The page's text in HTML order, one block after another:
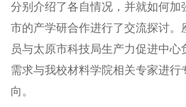
分别介绍了各自情况，并就如何加
市的产学研合作进行了交流探讨。
员与太原市科技局生产力促进中
需求与我校材料学院相关专家进
向。